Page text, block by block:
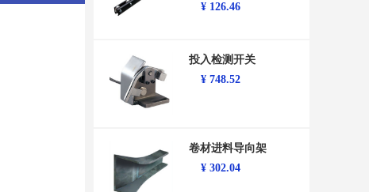
¥ 126.46
投入检测开关
¥ 748.52
卷材进料导向架
¥ 302.04